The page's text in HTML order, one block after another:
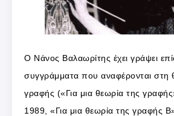
Ο Νάνος Βαλαωρίτης έχει γράψει
συγγράμματα που αναφέρονται στη
γραφής («Για μια θεωρία της
1989, «Για μια θεωρία της γραφής